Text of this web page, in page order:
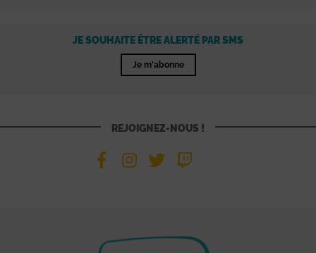
JE SOUHAITE ÊTRE ALERTÉ PAR SMS
Je m'abonne
REJOIGNEZ-NOUS !